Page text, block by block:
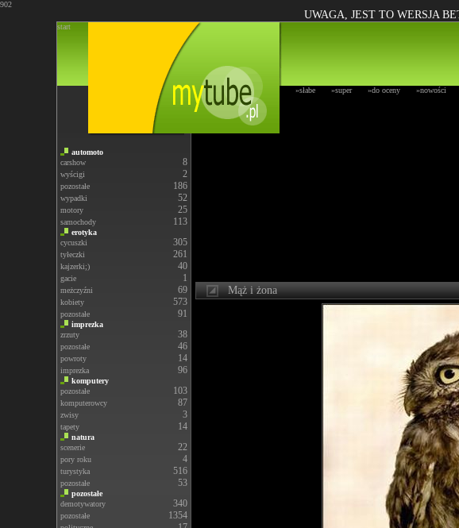
902
UWAGA, JEST TO WERSJA
start
»słabe »super »do oceny »nowości
automoto
carshow
8
wyścigi 2
pozostałe 186
wypadki 52
motory 25
samochody 113
erotyka
cycuszki
305
tyłeczki 261
kajzerki;) 40
gacie 1
meżczyźni 69
kobiety 573
pozostałe 91
imprezka
zrzuty
38
pozostałe 46
powroty 14
imprezka 96
komputery
pozostałe
103
komputerowcy 87
zwisy 3
tapety 14
natura
scenerie
22
pory roku 4
turystyka 516
pozostałe 53
pozostałe
demotywatory
340
pozostałe 1354
Mąż i żona